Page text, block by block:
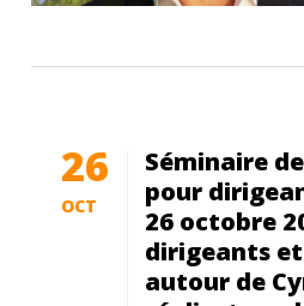
26
OCT
Séminaire
pour
26 octobre
dirigeants
autour de